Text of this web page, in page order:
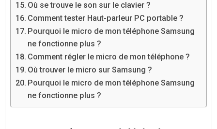
Où se trouve le son sur le clavier ?
Comment tester Haut-parleur PC portable ?
Pourquoi le micro de mon téléphone Samsung
ne fonctionne plus ?
Comment régler le micro de mon téléphone ?
Où trouver le micro sur Samsung ?
Pourquoi le micro de mon téléphone Samsung
ne fonctionne plus ?